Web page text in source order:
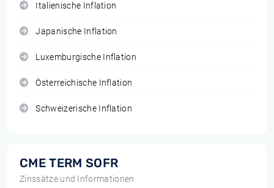
Italienische Inflation
Japanische Inflation
Luxemburgische Inflation
Österreichische Inflation
Schweizerische Inflation
CME TERM SOFR
Zinssätze und Informationen